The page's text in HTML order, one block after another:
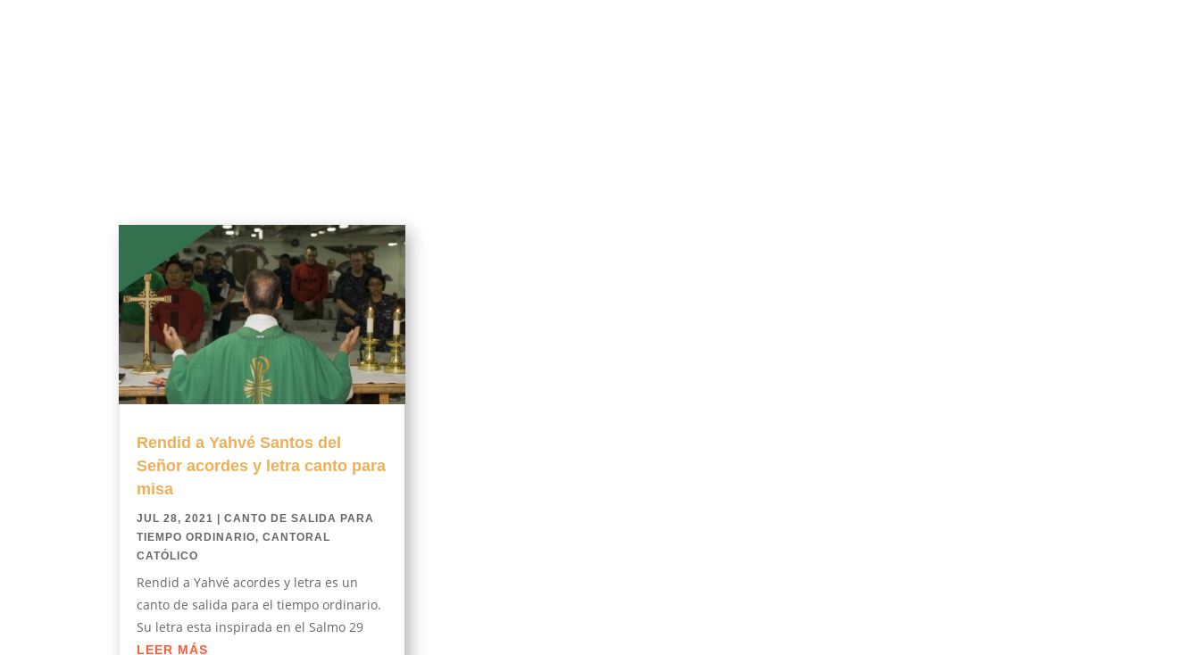
Rendid a Yahvé Santos del
Señor acordes y letra canto para
misa
JUL 28, 2021 |CANTO DE SALIDA PARA
TIEMPO ORDINARIO,CANTORAL
CATÓLICO
Rendid a Yahvé acordes y letra es un
canto de salida para el tiempo ordinario.
Su letra esta inspirada en el Salmo 29
LEER MÁS